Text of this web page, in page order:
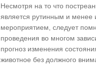
Несмотря на то что
является рутинным и менее интенсивным
мероприятием, следует
проведения во многом зависит состояние пациента и
прогноз изменения состояния. Не
животное без должного